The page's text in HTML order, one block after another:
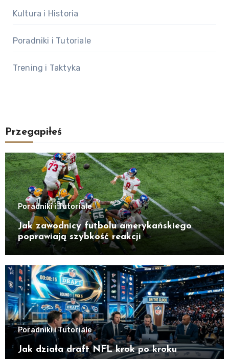
Kultura i Historia
Poradniki i Tutoriale
Trening i Taktyka
Przegapiłeś
Poradniki i Tutoriale
Jak zawodnicy futbolu amerykańskiego
poprawiają szybkość reakcji
Poradniki i Tutoriale
Jak działa draft NFL krok po kroku